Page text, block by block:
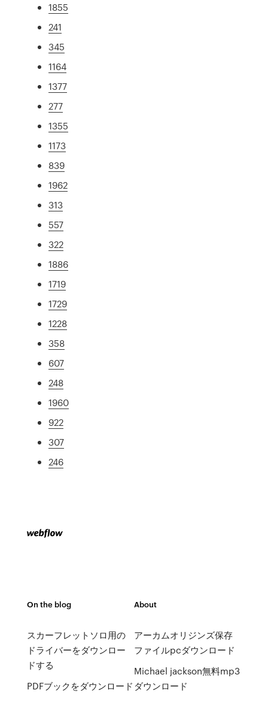
1855
241
345
1164
1377
277
1355
1173
839
1962
313
557
322
1886
1719
1729
1228
358
607
248
1960
922
307
246
On the blog
スカーフレットソロ用の
ドライバーをダウンロー
ドする
PDFブックをダウンロード
About
アーカムオリジンズ保存
ファイルpcダウンロード
Michael jackson無料mp3
ダウンロード